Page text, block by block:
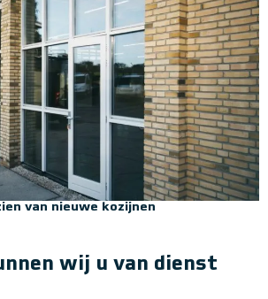
van nieuwe kozijnen
wij u van dienst